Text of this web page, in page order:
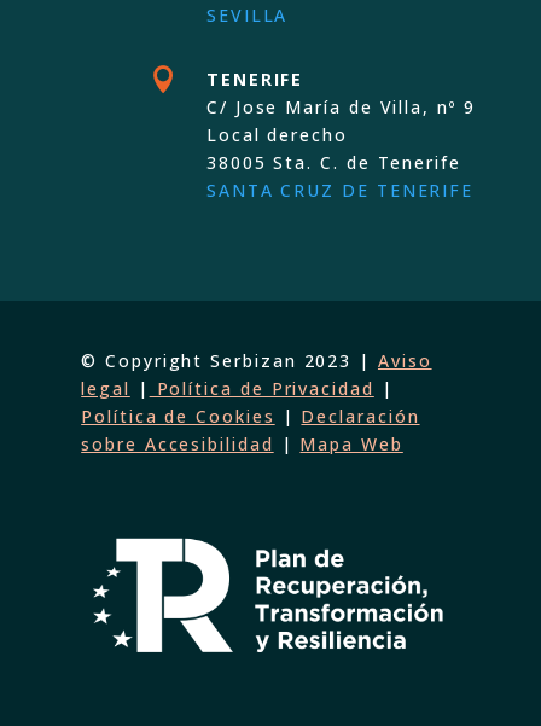
SEVILLA

TENERIFE
C/ Jose María de Villa, nº 9
Local derecho
38005 Sta. C. de Tenerife
SANTA CRUZ DE TENERIFE
© Copyright Serbizan 2023 | Aviso
legal | Política de Privacidad |
Política de Cookies
| Declaración
sobre Accesibilidad | Mapa Web